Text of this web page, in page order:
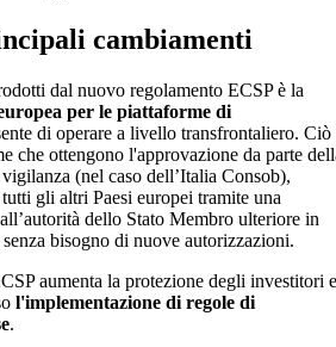
cambiamenti
dal nuovo regolamento ECSP è la
per le piattaforme di
di operare a livello transfrontaliero. Ciò
che ottengono l'approvazione da parte
(nel caso dell’Italia Consob),
gli altri Paesi europei tramite una
dello Stato Membro ulteriore in
bisogno di nuove autorizzazioni.
aumenta la protezione degli investitori e
l'implementazione di regole di
.